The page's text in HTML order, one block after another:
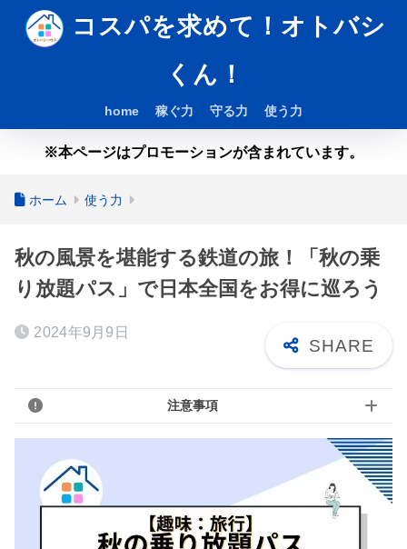
コスパを求めて！オトバシ
くん！
home 稼ぐ力 守る力 使う力
※本ページはプロモーションが含まれています。
ホーム 使う力
秋の風景を堪能する鉄道の旅！「秋の乗
り放題パス」で日本全国をお得に巡ろう
2024年9月9日
注意事項